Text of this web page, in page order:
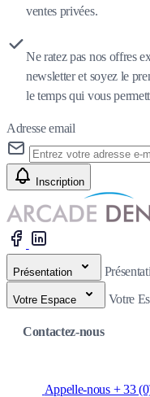
ventes privées.
Ne ratez pas nos offres
newsletter et soyez le
le temps qui vous
Adresse email
Inscription
Présentation
Votre Espace Votre
Contactez-nous
Appelle-nous + 33